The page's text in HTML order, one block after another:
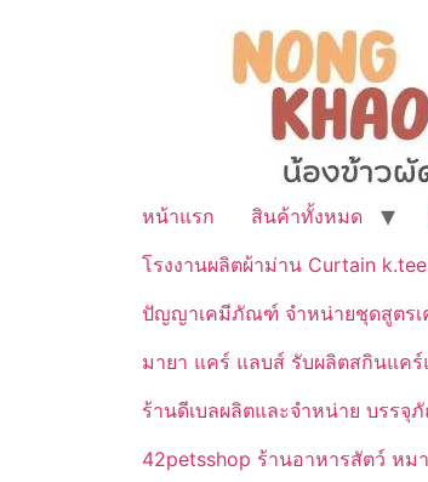
หน้าแรก สินค้าทั้งหมด
โรงงานผลิตผ้าม่าน Curtain
ปัญญาเคมีภัณฑ์ จำหน่ายชุดสูตรเค
มายา แคร์ แลบส์ รับผลิตสกินแคร์
ร้านดีเบลผลิตและจำหน่าย บรร
42petsshop ร้านอาหารสัตว์ ห